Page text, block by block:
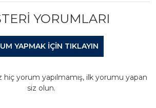
YORUMLARI
YAPMAK IÇIN TIKLAYIN
yorum yapılmamış, ilk yorumu yapan
siz olun.